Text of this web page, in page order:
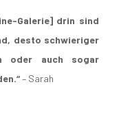
Galerie] drin sind
desto schwieriger
oder auch sogar
– Sarah